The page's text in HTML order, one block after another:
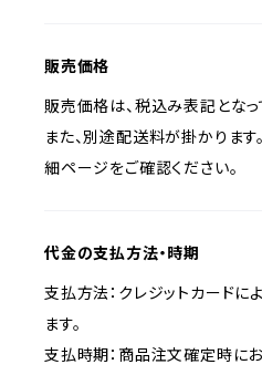
販売価格
販売価格は、税込み表記となっ
また、別途配送料が掛かりま
細ページをご確認ください。
代金の支払方法・時期
支払方法：クレジットカード
ます。
支払時期：商品注文確定時に